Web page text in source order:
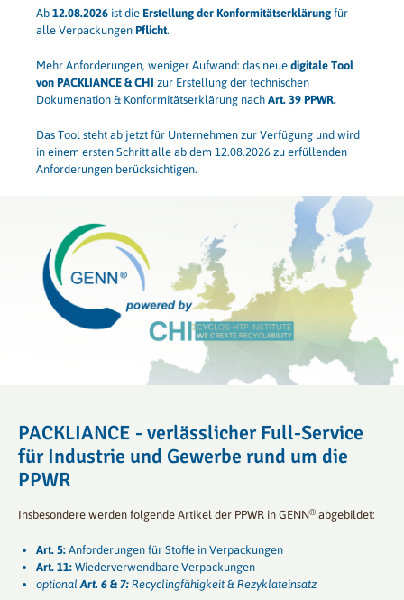
Ab 12.08.2026 ist die Erstellung der Konformitätserklärung für
alle Verpackungen Pflicht.
Mehr Anforderungen, weniger Aufwand: das neue digitale Tool
von PACKLIANCE & CHI zur Erstellung der technischen
Dokumenation & Konformitätserklärung nach Art. 39 PPWR.
Das Tool steht ab jetzt für Unternehmen zur Verfügung und wird
in einem ersten Schritt alle ab dem 12.08.2026 zu erfüllenden
Anforderungen berücksichtigen.
PACKLIANCE - verlässlicher Full-Service
für Industrie und Gewerbe rund um die
PPWR
Insbesondere werden folgende Artikel der PPWR in GENN® abgebildet:
Art. 5: Anforderungen für Stoffe in Verpackungen
Art. 11: Wiederverwendbare Verpackungen
optionalArt. 6 & 7: Recyclingfähigkeit & Rezyklateinsatz